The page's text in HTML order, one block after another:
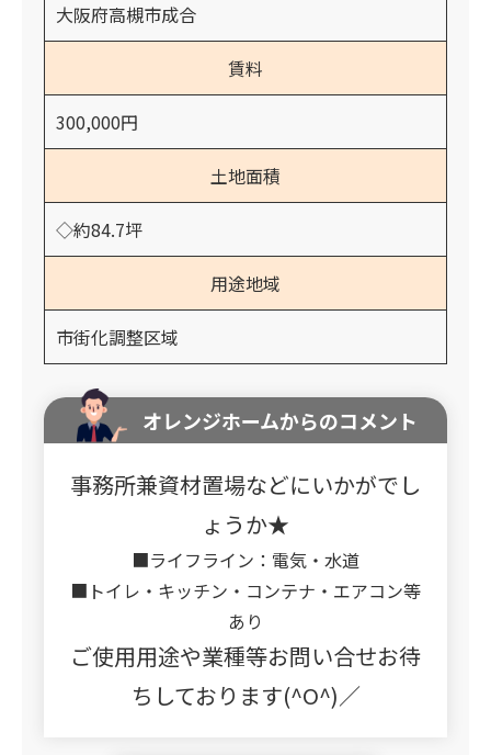
大阪府高槻市成合
賃料
300,000円
土地面積
◇約84.7坪
用途地域
市街化調整区域
オレンジホームからのコメント
事務所兼資材置場などにいかがでし
ょうか★
■ライフライン：電気・水道
■トイレ・キッチン・コンテナ・エアコン等
あり
ご使用用途や業種等お問い合せお待
ちしております(^O^)／